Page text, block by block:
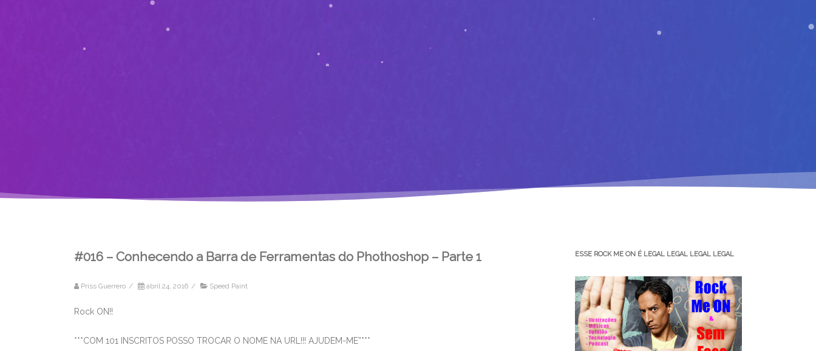
#016 – Conhecendo a Barra de Ferramentas do Phothoshop – Parte 1
Priss Guerrero / abril 24, 2016 / Speed Paint
Rock ON!!
***COM 101 INSCRITOS POSSO TROCAR O NOME NA URL!!! AJUDEM-ME”***
ESSE ROCK ME ON É LEGAL LEGAL LEGAL LEGAL